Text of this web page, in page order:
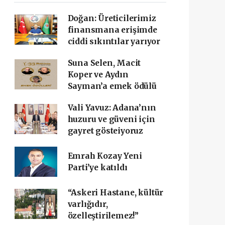
Doğan: Üreticilerimiz
finansmana erişimde
ciddi sıkıntılar yarıyor
Suna Selen, Macit
Koper ve Aydın
Sayman’a emek ödülü
Vali Yavuz: Adana’nın
huzuru ve güveni için
gayret gösteiyoruz
Emrah Kozay Yeni
Parti’ye katıldı
“Askeri Hastane, kültür
varlığıdır,
özelleştirilemez!”